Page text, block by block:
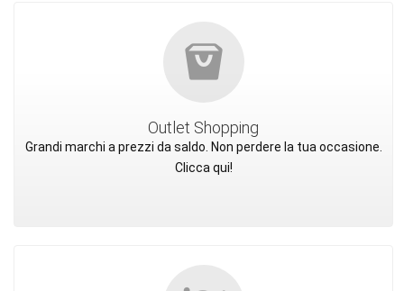
Outlet Shopping
Grandi marchi a prezzi da saldo. Non perdere la tua occasione.
Clicca qui!